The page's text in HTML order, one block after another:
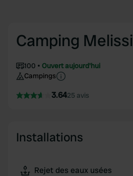
Camping Melissi
100
Ouvert aujourd'hui
Campings
3.6425 avis
Installations
Rejet des eaux usées